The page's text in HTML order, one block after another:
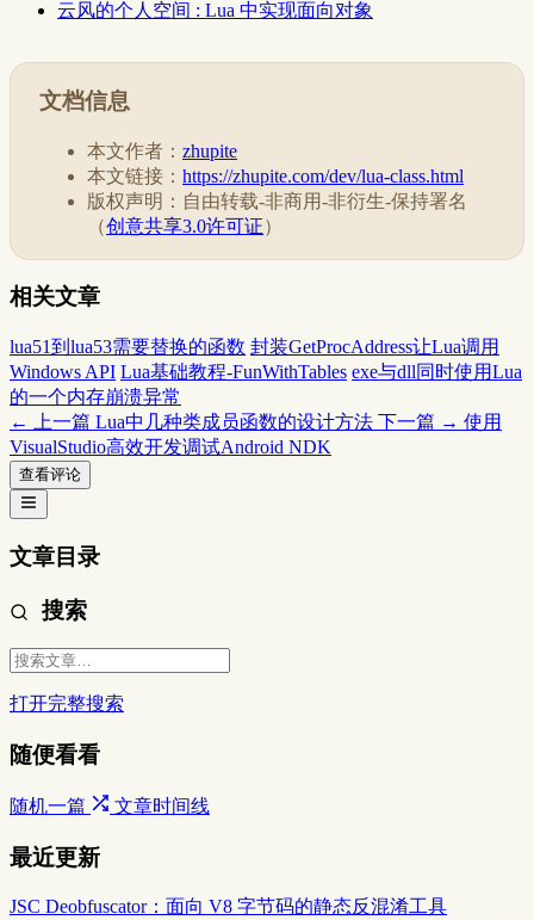
云风的个人空间 : Lua 中实现面向对象
文档信息
本文作者： zhupite
本文链接： https://zhupite.com/dev/lua-class.html
版权声明：自由转载-非商用-非衍生-保持署名
（创意共享3.0许可证）
相关文章
lua51到lua53需要替换的函数 封装GetProcAddress让Lua调用
Windows API Lua基础教程-FunWithTables exe与dll同时使用Lua
的一个内存崩溃异常
← 上一篇 Lua中几种类成员函数的设计方法 下一篇 → 使用
VisualStudio高效开发调试Android NDK
查看评论
文章目录
搜索
打开完整搜索
随便看看
随机一篇 文章时间线
最近更新
JSC Deobfuscator：面向 V8 字节码的静态反混淆工具